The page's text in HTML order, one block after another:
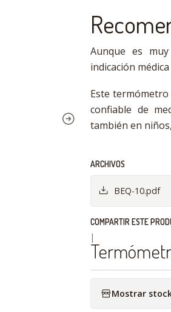
Aunque es
indicación
Este
confiable de
también en
ARCHIVOS
BEQ-10.pdf
COMPARTIR ESTE
|
Mostrar